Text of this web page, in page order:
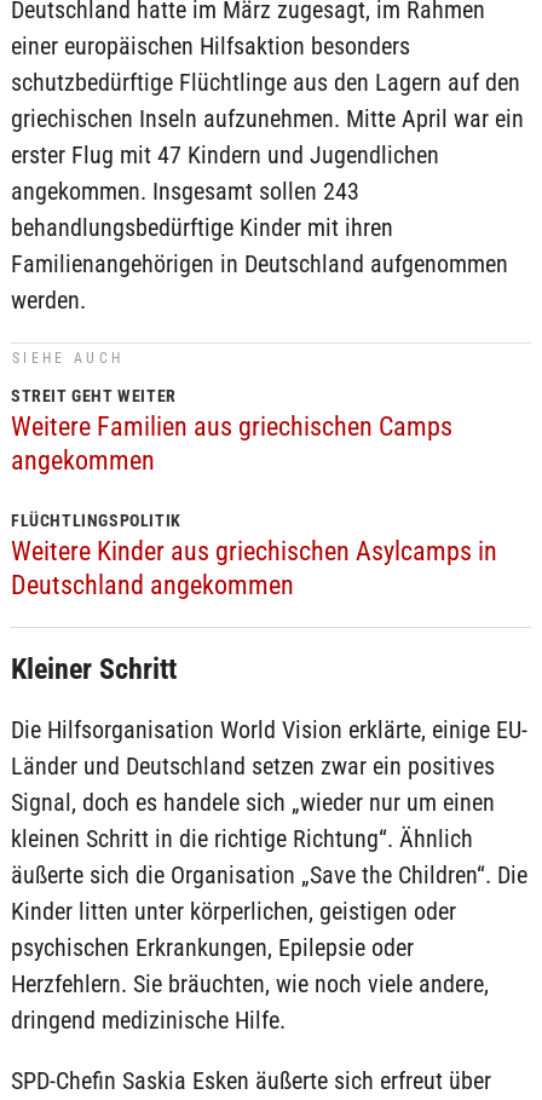
Deutschland hatte im März zugesagt, im Rahmen
einer europäischen Hilfsaktion besonders
schutzbedürftige Flüchtlinge aus den Lagern auf den
griechischen Inseln aufzunehmen. Mitte April war ein
erster Flug mit 47 Kindern und Jugendlichen
angekommen. Insgesamt sollen 243
behandlungsbedürftige Kinder mit ihren
Familienangehörigen in Deutschland aufgenommen
werden.
SIEHE AUCH
STREIT GEHT WEITER
Weitere Familien aus griechischen Camps
angekommen
FLÜCHTLINGSPOLITIK
Weitere Kinder aus griechischen Asylcamps in
Deutschland angekommen
Kleiner Schritt
Die Hilfsorganisation World Vision erklärte, einige EU-
Länder und Deutschland setzen zwar ein positives
Signal, doch es handele sich „wieder nur um einen
kleinen Schritt in die richtige Richtung“. Ähnlich
äußerte sich die Organisation „Save the Children“. Die
Kinder litten unter körperlichen, geistigen oder
psychischen Erkrankungen, Epilepsie oder
Herzfehlern. Sie bräuchten, wie noch viele andere,
dringend medizinische Hilfe.
SPD-Chefin Saskia Esken äußerte sich erfreut über